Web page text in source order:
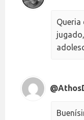
Queria